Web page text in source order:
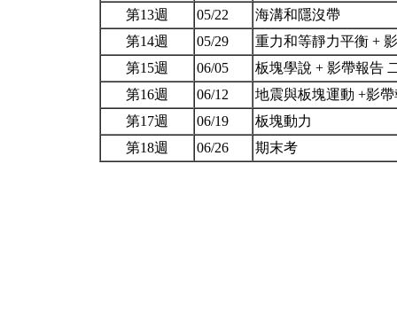
第13週 05/22
海溝和隱沒帶
第14週
05/29
重力和等靜力平衡 +
第15週
06/05
板塊學說 + 影帶報告
第16週
06/12
地震與板塊運動 +影
第17週
06/19
板塊動力
第18週
06/26 期末考